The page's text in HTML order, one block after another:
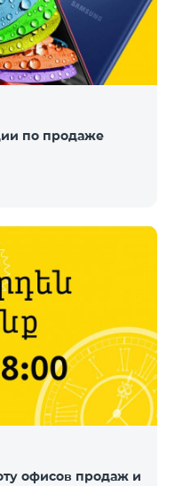
по продаже
офисов продаж и